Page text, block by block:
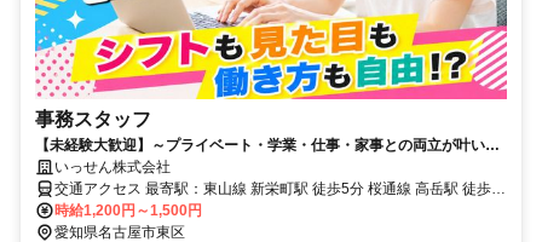
事務スタッフ
【未経験大歓迎】～プライベート・学業・仕事・家事との両立が叶いま
す～いっせん株式会社
交通アクセス 最寄駅：東山線 新栄町駅 徒歩5分 桜通線 高岳駅 徒歩8
分 桜通線 車道駅 徒歩9分
時給1,200円～1,500円
愛知県名古屋市東区